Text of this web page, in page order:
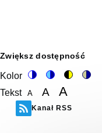
Zwiększ dostępność
Kolor
themethemevisibility
Tekst
A
Set
font
A
Set
A
Set
Kanał RSS